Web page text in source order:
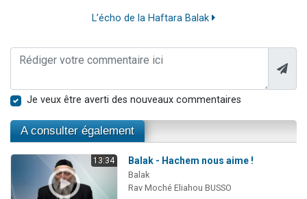
L’écho de la Haftara Balak
Je veux être averti des nouveaux commentaires
A consulter également
13:34 Balak - Hachem nous aime !
Balak
Rav Moché Eliahou BUSSO